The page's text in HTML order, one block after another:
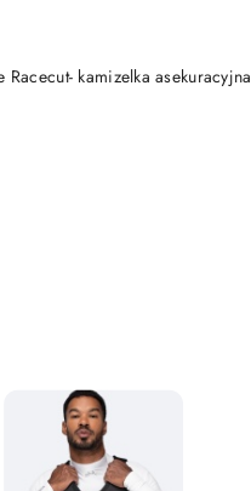
kamizelka asekuracyjna